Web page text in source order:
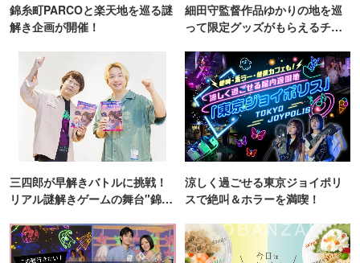
錦糸町PARCOと楽天地を巡る謎
解き企画が開催！
細田守監督作品ゆかりの地を巡
って限定グッズがもらえるチャ
三四郎が早解きバトルに挑戦！
リアル謎解きゲームの舞台"錦糸
涼しく過ごせる東京ジョイポリ
スで絶叫＆ホラーを満喫！